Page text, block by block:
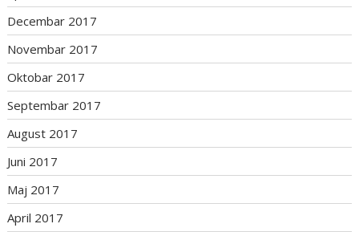
Decembar 2017
Novembar 2017
Oktobar 2017
Septembar 2017
August 2017
Juni 2017
Maj 2017
April 2017